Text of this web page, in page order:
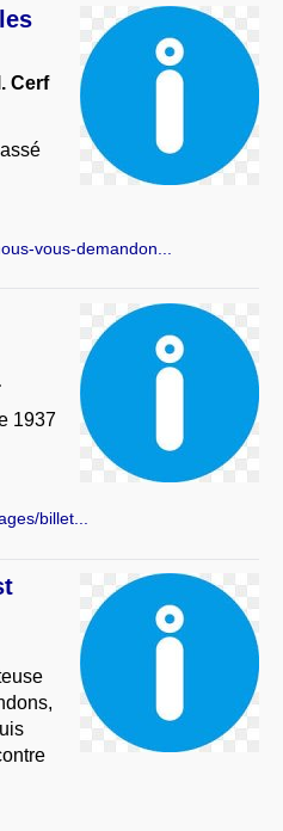
Cerf
vous-demandon...
1937
billet...